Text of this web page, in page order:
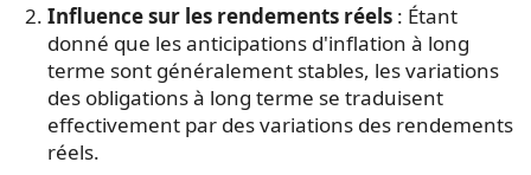
Influence sur les rendements réels : Étant
donné que les anticipations d'inflation à long
terme sont généralement stables, les variations
des obligations à long terme se traduisent
effectivement par des variations des rendements
réels.